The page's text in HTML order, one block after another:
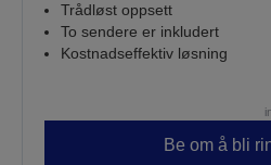
Trådløst oppsett
To sendere er inkludert
Kostnadseffektiv løsning
Be om å bli